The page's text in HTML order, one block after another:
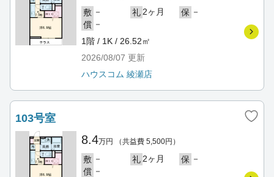
敷 － 礼 2ヶ月 保 －
償 －
1階 / 1K / 26.52㎡
2026/08/07 更新
ハウスコム 綾瀬店
103号室
8.4万円 （共益費 5,500円）
敷 － 礼 2ヶ月 保 －
償 －